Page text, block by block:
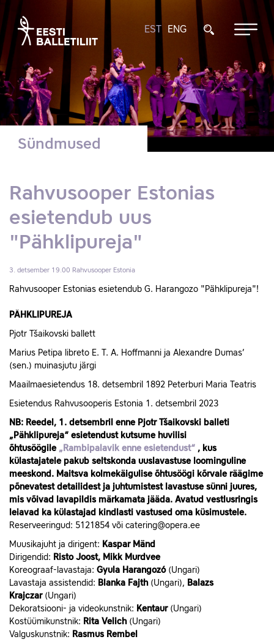
EST ENG
Sündmused
Rahvusooper Estonias
esietendub uus
"Pähklipureja"
3. detsember 19.00 Rahvusooper Estonia
Rahvusooper Estonias esietendub G. Harangozo "Pähklipureja"!
PÄHKLIPUREJA
Pjotr Tšaikovski ballett
Marius Petipa libreto E. T. A. Hoffmanni ja Alexandre Dumas’
(sen.) muinasjutu järgi
Maailmaesietendus 18. detsembril 1892 Peterburi Maria Teatris
Esietendus Rahvusooperis Estonia 1. detsembril 2023
NB: Reedel, 1. detsembril enne Pjotr Tšaikovski balleti
„Pähklipureja“ esietendust kutsume huvilisi
õhtusöögile„Rambipalavik enne esietendust“ , kus
külastajatele pakub seltskonda uuslavastuse loominguline
meeskond. Maitsva kolmekäigulise õhtusöögi kõrvale räägime
põnevatest detailidest ja juhtumistest lavastuse sünni juures,
mis võivad lavapildis märkamata jääda. Avatud vestlusringis
leiavad ka külastajad kindlasti vastused oma küsimustele.
Reserveeringud: 5121854 või catering@opera.ee
Muusikajuht ja dirigent: Kaspar Mänd
Dirigendid: Risto Joost, Mikk Murdvee
Koreograaf-lavastaja: Gyula Harangozó(Ungari)
Lavastaja assistendid: Blanka Fajth(Ungari), Balazs
Krajczar(Ungari)
Dekoratsiooni- ja videokunstnik: Kentaur (Ungari)
Kostüümikunstnik: Rita Velich(Ungari)
Valguskunstnik: Rasmus Rembel